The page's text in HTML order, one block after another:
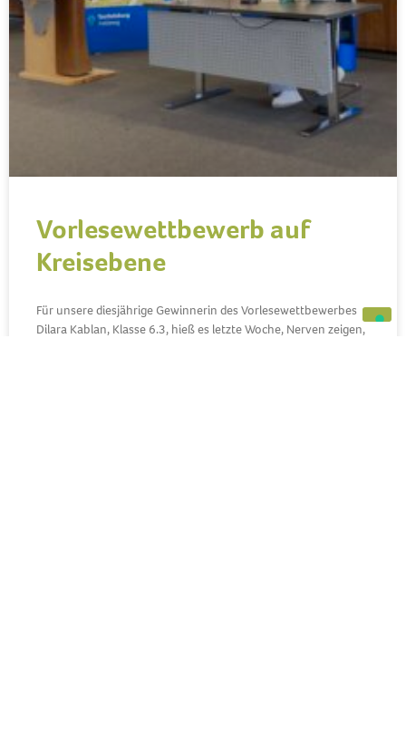
Vorlesewettbewerb auf
Kreisebene
Für unsere diesjährige Gewinnerin des Vorlesewettbewerbes
Dilara Kablan, Klasse 6.3, hieß es letzte Woche, Nerven zeigen,